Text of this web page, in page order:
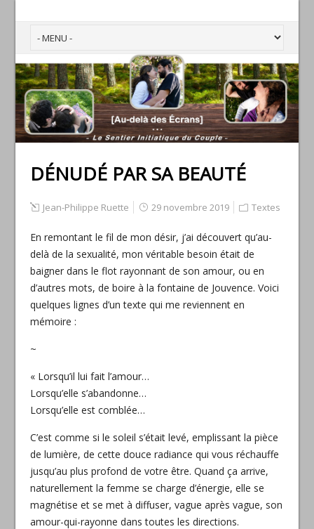
DÉNUDÉ PAR SA BEAUTÉ
Jean-Philippe Ruette 29 novembre 2019 Textes
En remontant le fil de mon désir, j’ai découvert qu’au-
delà de la sexualité, mon véritable besoin était de
baigner dans le flot rayonnant de son amour, ou en
d’autres mots, de boire à la fontaine de Jouvence. Voici
quelques lignes d’un texte qui me reviennent en
mémoire :
~
« Lorsqu’il lui fait l’amour…
Lorsqu’elle s’abandonne…
Lorsqu’elle est comblée…
C’est comme si le soleil s’était levé, emplissant la pièce
de lumière, de cette douce radiance qui vous réchauffe
jusqu’au plus profond de votre être. Quand ça arrive,
naturellement la femme se charge d’énergie, elle se
magnétise et se met à diffuser, vague après vague, son
amour-qui-rayonne dans toutes les directions.